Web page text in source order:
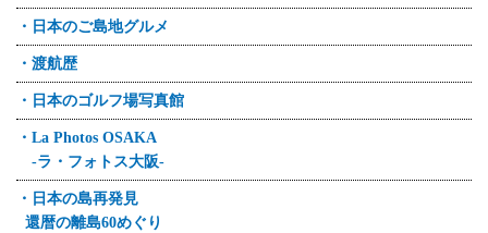
・日本のご島地グルメ
・渡航歴
・日本のゴルフ場写真館
・La Photos OSAKA
-ラ・フォトス大阪-
・日本の島再発見
還暦の離島60めぐり